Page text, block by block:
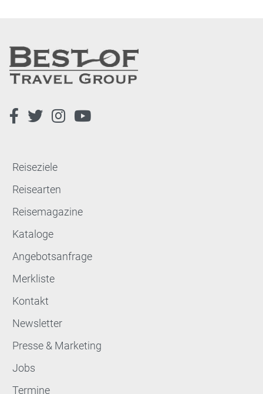
Reiseziele
Reisearten
Reisemagazine
Kataloge
Angebotsanfrage
Merkliste
Kontakt
Newsletter
Presse & Marketing
Jobs
Termine